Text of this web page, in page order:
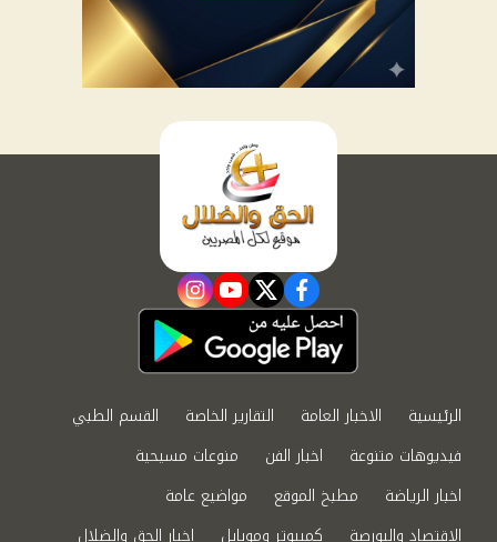
facebook
twitter
youtube
instagram
الرئيسية الاخبار العامة التقارير الخاصة
القسم الطبي
فيديوهات متنوعة
اخبار الفن
منوعات مسيحية
اخبار الرياضة
مطبخ الموقع
مواضيع عامة
الاقتصاد والبورصة
كمبيوتر وموبايل اخبار الحق والضلال